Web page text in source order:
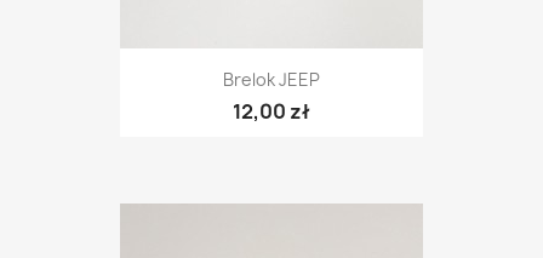
Brelok JEEP
12,00 zł